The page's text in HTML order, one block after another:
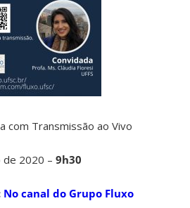
com Transmissão ao Vivo
de 2020 –9h30
No canal do Grupo Fluxo